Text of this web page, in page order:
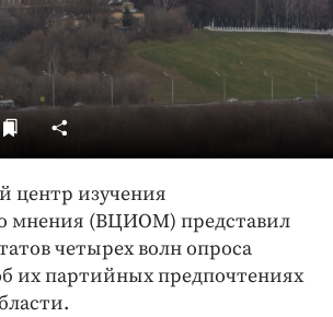
и бизнес
чтиво
центр изучения
мнения (ВЦИОМ) представил
четырех волн опроса
их партийных предпочтениях